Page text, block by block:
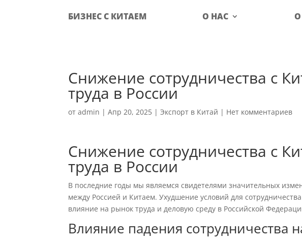
БИЗНЕС С КИТАЕМ О НАС
Снижение сотрудничества с
труда в России
отadmin |Апр 20, 2025 |Экспорт в Китай | Нет комментариев
Снижение сотрудничества с
труда в России
В последние годы мы являемся свидетелями значительных
между Россией и Китаем. Ухудшение условий для
влияние на рынок труда и деловую среду в Российской
Влияние падения сотрудничества